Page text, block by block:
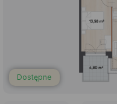
Dostępne